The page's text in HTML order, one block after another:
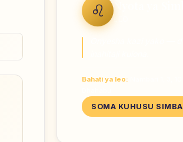
♌
Bahati ya leo:
SOMA KUHUSU SIMBA